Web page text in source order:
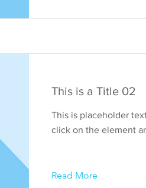
This is a Title 02
This is placeholder
click on the element
Read More